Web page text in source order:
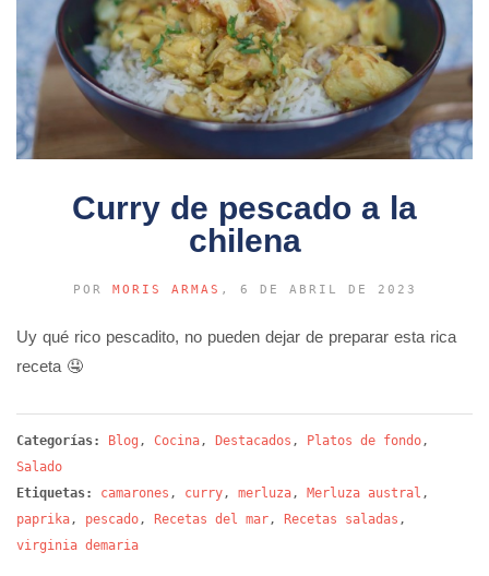
Curry de pescado a la
chilena
POR MORIS ARMAS , 6 DE ABRIL DE 2023
Uy qué rico pescadito, no pueden dejar de preparar esta rica
receta 🤤
Categorías: Blog , Cocina, Destacados , Platos de fondo,
Salado
Etiquetas:
camarones , curry, merluza, Merluza austral ,
paprika, pescado, Recetas del mar, Recetas saladas ,
virginia demaria